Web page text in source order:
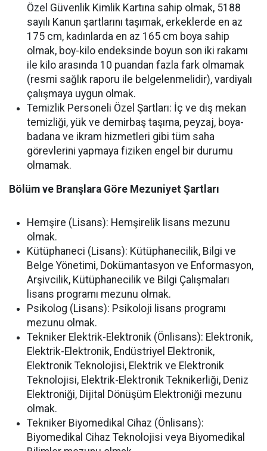
Özel Güvenlik Kimlik Kartına sahip olmak, 5188
sayılı Kanun şartlarını taşımak, erkeklerde en az
175 cm, kadınlarda en az 165 cm boya sahip
olmak, boy-kilo endeksinde boyun son iki rakamı
ile kilo arasında 10 puandan fazla fark olmamak
(resmi sağlık raporu ile belgelenmelidir), vardiyalı
çalışmaya uygun olmak.
Temizlik Personeli Özel Şartları: İç ve dış mekan
temizliği, yük ve demirbaş taşıma, peyzaj, boya-
badana ve ikram hizmetleri gibi tüm saha
görevlerini yapmaya fiziken engel bir durumu
olmamak.
Bölüm ve Branşlara Göre Mezuniyet Şartları
Hemşire (Lisans): Hemşirelik lisans mezunu
olmak.
Kütüphaneci (Lisans): Kütüphanecilik, Bilgi ve
Belge Yönetimi, Dokümantasyon ve Enformasyon,
Arşivcilik, Kütüphanecilik ve Bilgi Çalışmaları
lisans programı mezunu olmak.
Psikolog (Lisans): Psikoloji lisans programı
mezunu olmak.
Tekniker Elektrik-Elektronik (Önlisans): Elektronik,
Elektrik-Elektronik, Endüstriyel Elektronik,
Elektronik Teknolojisi, Elektrik ve Elektronik
Teknolojisi, Elektrik-Elektronik Teknikerliği, Deniz
Elektroniği, Dijital Dönüşüm Elektroniği mezunu
olmak.
Tekniker Biyomedikal Cihaz (Önlisans):
Biyomedikal Cihaz Teknolojisi veya Biyomedikal